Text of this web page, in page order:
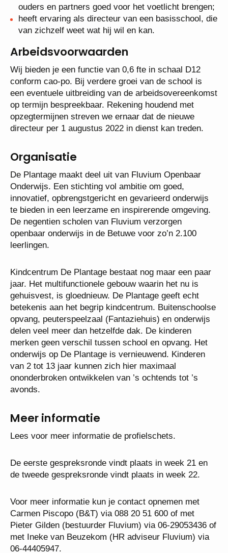
draagkracht met een open en duidelijke
communicatie;
kan het unieke karakter van het kindcentrum bij
brengen;
heeft ervaring als directeur van een basisschool,
die van zichzelf weet wat hij wil en kan.
Arbeidsvoorwaarden
Wij bieden je een functie van 0,6 fte in schaal D12
conform cao-po. Bij verdere groei van de school is
arbeidsovereenkomst op termijn bespreekbaar.
Rekening houdend met opzegtermijnen streven we
ernaar dat de nieuwe directeur per 1 augustus 2022
in dienst kan treden.
Organisatie
De Plantage maakt deel uit van Fluvium Openbaar
Onderwijs. Een stichting vol ambitie om goed,
te bieden in een leerzame en inspirerende
omgeving. De negentien scholen van Fluvium
verzorgen openbaar onderwijs in de Betuwe voor
zo’n 2.100 leerlingen.
Kindcentrum De Plantage bestaat nog maar een
paar jaar. Het multifunctionele gebouw waarin het nu
is gehuisvest, is gloednieuw. De Plantage geeft echt
betekenis aan het begrip kindcentrum.
Buitenschoolse opvang, peuterspeelzaal
(Fantaziehuis) en onderwijs delen veel meer dan
tussen school en opvang. Het onderwijs op De
Plantage is vernieuwend. Kinderen van 2 tot 13 jaar
kunnen zich hier maximaal ononderbroken
Meer informatie
De eerste gespreksronde vindt plaats in week 21 en
de tweede gespreksronde vindt plaats in week 22.